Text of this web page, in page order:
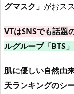
グマスク」 がおス
VTはSNSでも話題
ルグループ「BTS
肌に優しい自然由
天ランキングのシ